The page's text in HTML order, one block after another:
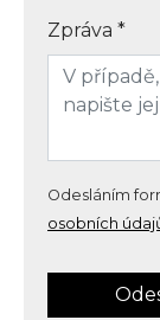
Zpráva *
Odesláním
osobních